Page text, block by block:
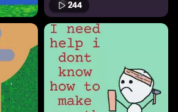
244